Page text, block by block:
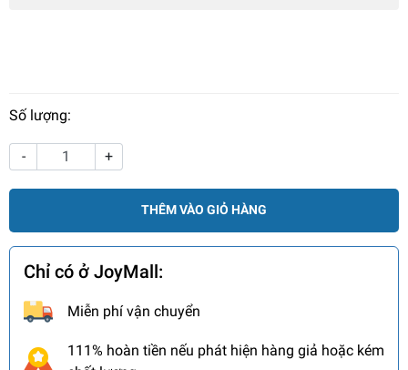
Số lượng:
- +
THÊM VÀO GIỎ HÀNG
Chỉ có ở JoyMall:
Miễn phí vận chuyển
111% hoàn tiền nếu phát hiện hàng giả hoặc kém